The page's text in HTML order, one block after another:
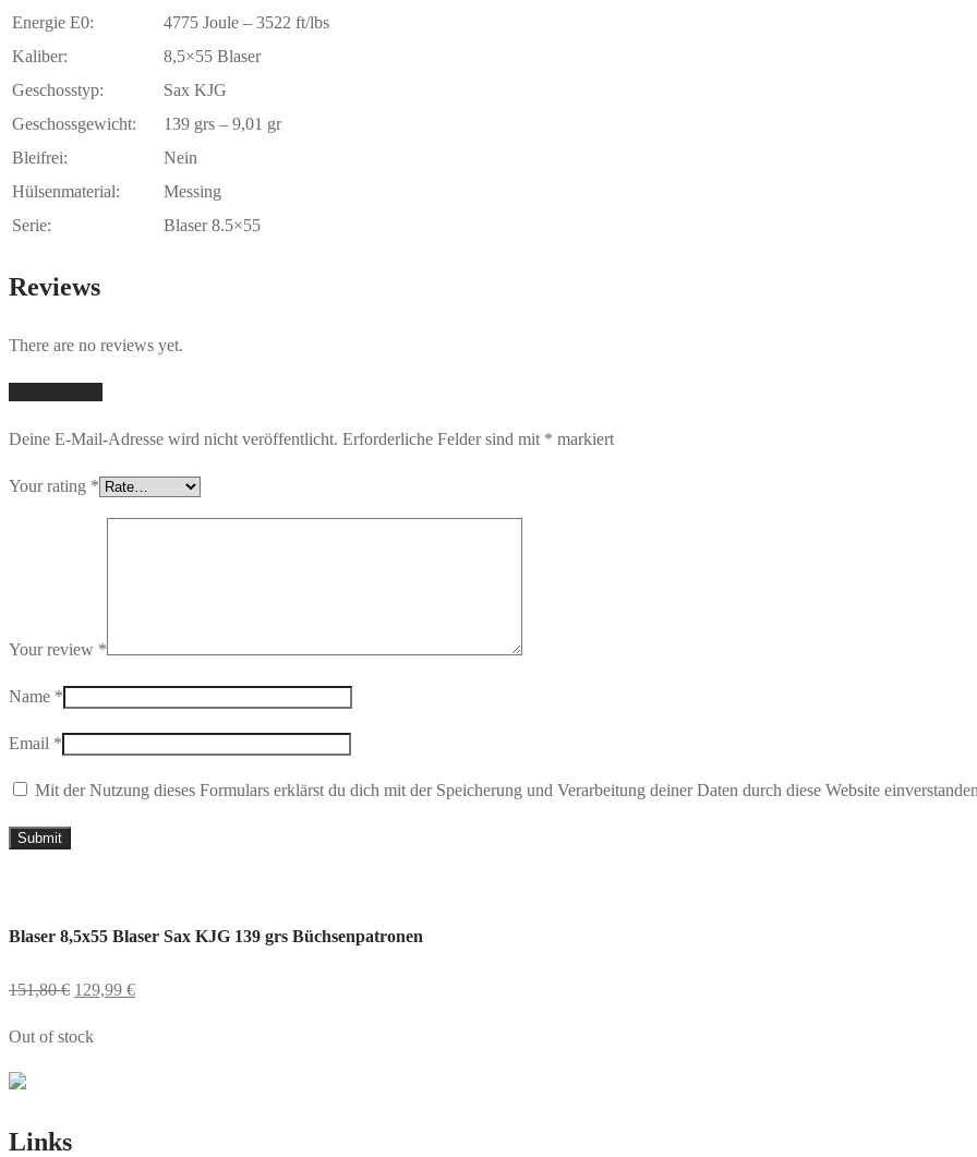
Energie E0:
4775 Joule – 3522 ft/lbs
Kaliber:
8,5×55 Blaser
Geschosstyp:
Sax KJG
Geschossgewicht:
139 grs – 9,01 gr
Bleifrei:
Nein
Hülsenmaterial:
Messing
Serie:
Blaser 8.5×55
Reviews
There are no reviews yet.
Deine E-Mail-Adresse wird nicht veröffentlicht. Erforderliche Felder sind mit * markiert
Your rating *
Your review *
Name *
Email *
Mit der Nutzung dieses Formulars erklärst du dich mit der Speicherung und Verarbeitung deiner Daten durch diese Website
Blaser 8,5x55 Blaser Sax KJG 139 grs Büchsenpatronen
151,80€ 129,99 €
Out of stock
Links